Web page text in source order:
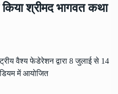
श्रीमद भागवत कथा
वैश्य फेडेरेशन द्वारा 8 जुलाई से 14
में आयोजित